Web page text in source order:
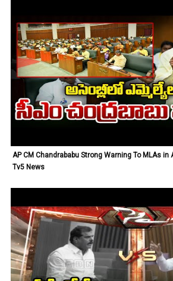
AP CM Chandrababu Strong Warning To MLAs in
Tv5 News